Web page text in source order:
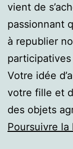
vient de
passionnant
à republier
Votre idée
votre fille et
des objets
Poursuivre la